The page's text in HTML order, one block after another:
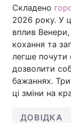
Складено
2026 року. У
вплив
кохання та
легше почути
дозволити
бажаннях.
ці зміни на
ДОВІДКА